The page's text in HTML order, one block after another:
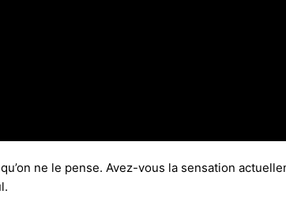
ne le pense. Avez-vous la sensation